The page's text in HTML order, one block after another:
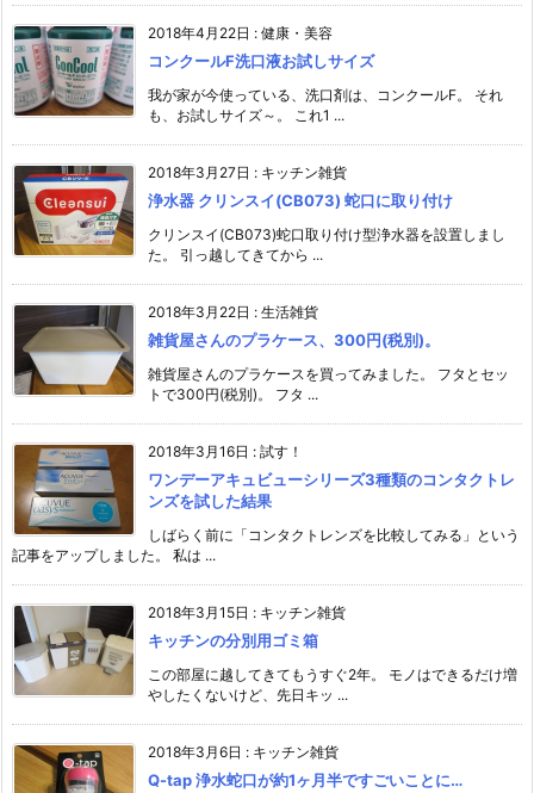
2018年4月22日 : 健康・美容
コンクールF洗口液お試しサイズ
我が家が今使っている、洗口剤は、コンクールF。 それ
も、お試しサイズ～。 これ1 ...
2018年3月27日 : キッチン雑貨
浄水器 クリンスイ(CB073) 蛇口に取り付け
クリンスイ(CB073)蛇口取り付け型浄水器を設置しまし
た。 引っ越してきてから ...
2018年3月22日 : 生活雑貨
雑貨屋さんのプラケース、300円(税別)。
雑貨屋さんのプラケースを買ってみました。 フタとセッ
トで300円(税別)。 フタ ...
2018年3月16日 : 試す！
ワンデーアキュビューシリーズ3種類のコンタクトレ
ンズを試した結果
しばらく前に「コンタクトレンズを比較してみる」という
記事をアップしました。 私は ...
2018年3月15日 : キッチン雑貨
キッチンの分別用ゴミ箱
この部屋に越してきてもうすぐ2年。 モノはできるだけ増
やしたくないけど、先日キッ ...
2018年3月6日 : キッチン雑貨
Q-tap 浄水蛇口が約1ヶ月半ですごいことに…